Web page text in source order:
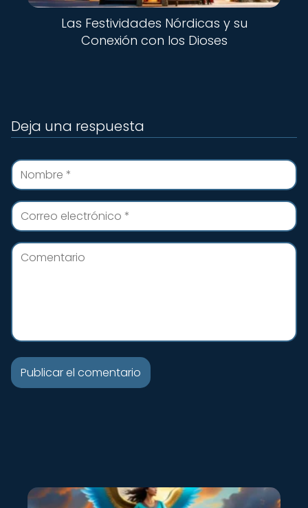
Las Festividades Nórdicas y su
Conexión con los Dioses
Deja una respuesta